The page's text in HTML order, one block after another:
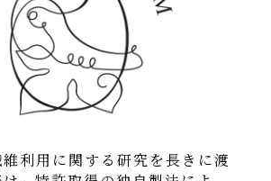
利⽤に関する研究を⻑きに渡